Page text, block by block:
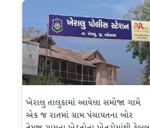
ખેરાલુ તાલુકામાં આવેલા સમોજા ગામે
એક જ રાતમાં ગ્રામ પંચાયતના બોર